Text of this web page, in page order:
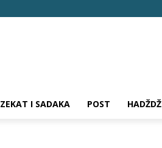
ZEKAT I SADAKA POST HADŽDŽ